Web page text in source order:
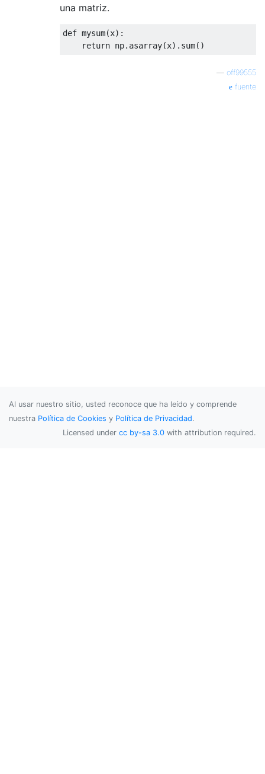
una matriz.
def mysum(x):
return np. asarray(x). sum()
off99555
fuente
Al usar nuestro sitio, usted reconoce que ha leído y comprende
nuestra Política de Cookies y Política de Privacidad.
Licensed under cc by-sa 3.0 with attribution required.